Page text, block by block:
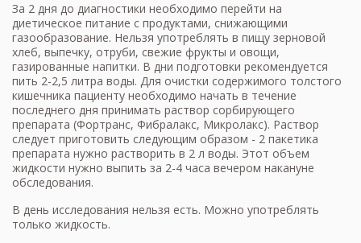
За 2 дня до диагностики необходимо перейти на
диетическое питание с продуктами, снижающими
газообразование. Нельзя употреблять в пищу зерновой
хлеб, выпечку, отруби, свежие фрукты и овощи,
газированные напитки. В дни подготовки рекомендуется
пить 2-2,5 литра воды. Для очистки содержимого толстого
кишечника пациенту необходимо начать в течение
последнего дня принимать раствор сорбирующего
препарата (Фортранс, Фибралакс, Микролакс). Раствор
следует приготовить следующим образом - 2 пакетика
препарата нужно растворить в 2 л воды. Этот объем
жидкости нужно выпить за 2-4 часа вечером накануне
обследования.
В день исследования нельзя есть. Можно употреблять
только жидкость.